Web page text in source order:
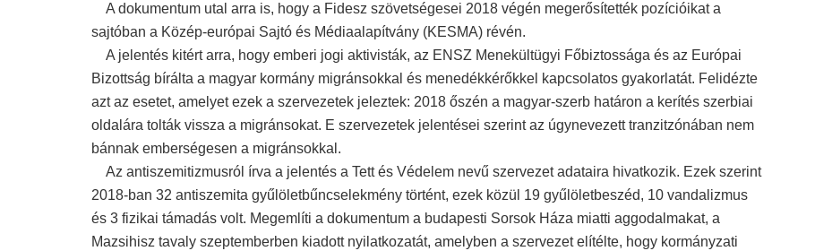
A dokumentum utal arra is, hogy a Fidesz szövetségesei 2018 végén megerősítették pozícióikat a
sajtóban a Közép-európai Sajtó és Médiaalapítvány (KESMA) révén.
A jelentés kitért arra, hogy emberi jogi aktivisták, az ENSZ Menekültügyi Főbiztossága és az Európai
Bizottság bírálta a magyar kormány migránsokkal és menedékkérőkkel kapcsolatos gyakorlatát. Felidézte
azt az esetet, amelyet ezek a szervezetek jeleztek: 2018 őszén a magyar-szerb határon a kerítés szerbiai
oldalára tolták vissza a migránsokat. E szervezetek jelentései szerint az úgynevezett tranzitzónában nem
bánnak emberségesen a migránsokkal.
Az antiszemitizmusról írva a jelentés a Tett és Védelem nevű szervezet adataira hivatkozik. Ezek szerint
2018-ban 32 antiszemita gyűlöletbűncselekmény történt, ezek közül 19 gyűlöletbeszéd, 10 vandalizmus
és 3 fizikai támadás volt. Megemlíti a dokumentum a budapesti Sorsok Háza miatti aggodalmakat, a
Mazsihisz tavaly szeptemberben kiadott nyilatkozatát, amelyben a szervezet elítélte, hogy kormányzati